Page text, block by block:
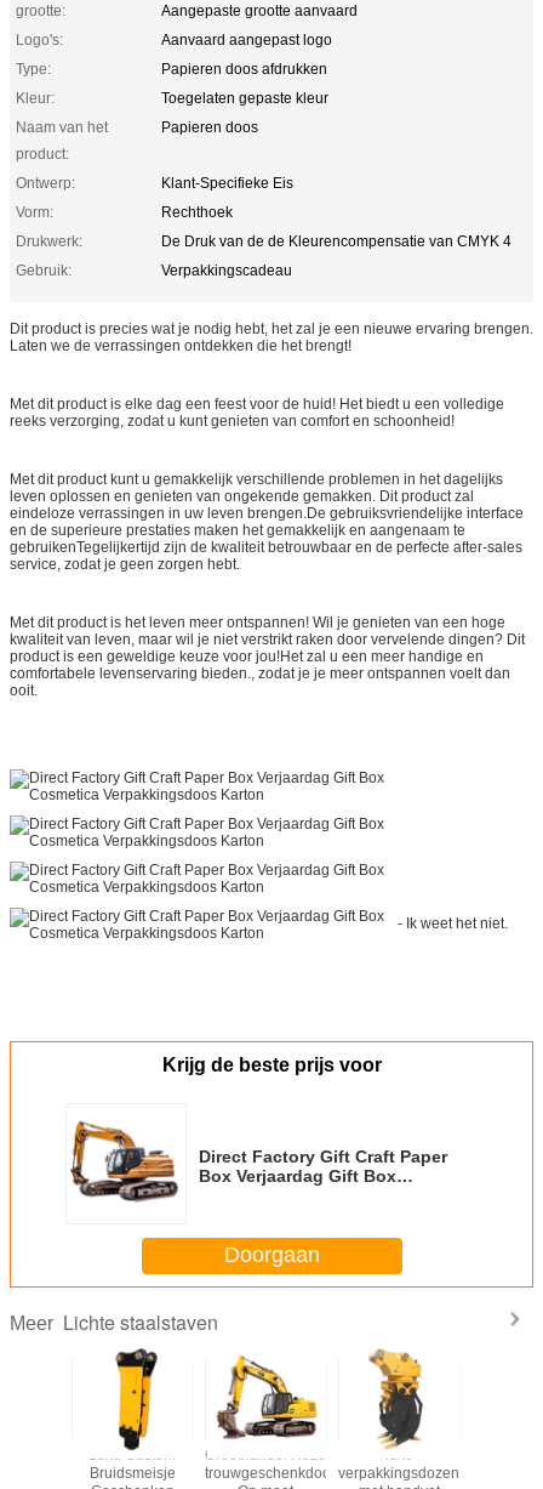
grootte:
Aangepaste grootte aanvaard
Logo's:
Aanvaard aangepast logo
Type:
Papieren doos afdrukken
Kleur:
Toegelaten gepaste kleur
Naam van het
product:
Papieren doos
Ontwerp:
Klant-Specifieke Eis
Vorm:
Rechthoek
Drukwerk:
De Druk van de de Kleurencompensatie van CMYK 4
Gebruik:
Verpakkingscadeau
Dit product is precies wat je nodig hebt, het zal je een nieuwe ervaring brengen.
Laten we de verrassingen ontdekken die het brengt!
Met dit product is elke dag een feest voor de huid! Het biedt u een volledige
reeks verzorging, zodat u kunt genieten van comfort en schoonheid!
Met dit product kunt u gemakkelijk verschillende problemen in het dagelijks
leven oplossen en genieten van ongekende gemakken. Dit product zal
eindeloze verrassingen in uw leven brengen.De gebruiksvriendelijke interface
en de superieure prestaties maken het gemakkelijk en aangenaam te
gebruikenTegelijkertijd zijn de kwaliteit betrouwbaar en de perfecte after-sales
service, zodat je geen zorgen hebt.
Met dit product is het leven meer ontspannen! Wil je genieten van een hoge
kwaliteit van leven, maar wil je niet verstrikt raken door vervelende dingen? Dit
product is een geweldige keuze voor jou!Het zal u een meer handige en
comfortabele levenservaring bieden., zodat je je meer ontspannen voelt dan
ooit.
- Ik weet het niet.
Krijg de beste prijs voor
Direct Factory Gift Craft Paper
Box Verjaardag Gift Box
Doorgaan
Meer Lichte staalstaven
Luxe Custom
Bruidsmeisje
Groothandel Roze
trouwgeschenkdoos
luxe
verpakkingsdozen